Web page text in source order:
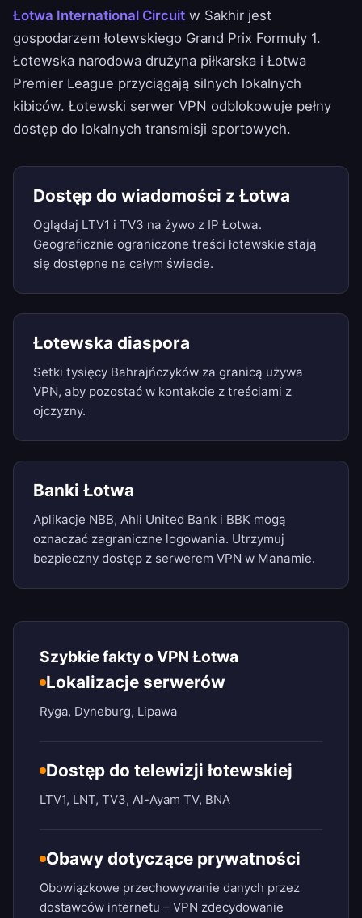
Łotwa International Circuit w Sakhir jest
gospodarzem łotewskiego Grand Prix Formuły 1.
Łotewska narodowa drużyna piłkarska i Łotwa
Premier League przyciągają silnych lokalnych
kibiców. Łotewski serwer VPN odblokowuje pełny
dostęp do lokalnych transmisji sportowych.
Dostęp do wiadomości z Łotwa
Oglądaj LTV1 i TV3 na żywo z IP Łotwa.
Geograficznie ograniczone treści łotewskie stają
się dostępne na całym świecie.
Łotewska diaspora
Setki tysięcy Bahrajńczyków za granicą używa
VPN, aby pozostać w kontakcie z treściami z
ojczyzny.
Banki Łotwa
Aplikacje NBB, Ahli United Bank i BBK mogą
oznaczać zagraniczne logowania. Utrzymuj
bezpieczny dostęp z serwerem VPN w Manamie.
Szybkie fakty o VPN Łotwa
Lokalizacje serwerów
Ryga, Dyneburg, Lipawa
Dostęp do telewizji łotewskiej
LTV1, LNT, TV3, Al-Ayam TV, BNA
Obawy dotyczące prywatności
Obowiązkowe przechowywanie danych przez
dostawców internetu – VPN zdecydowanie